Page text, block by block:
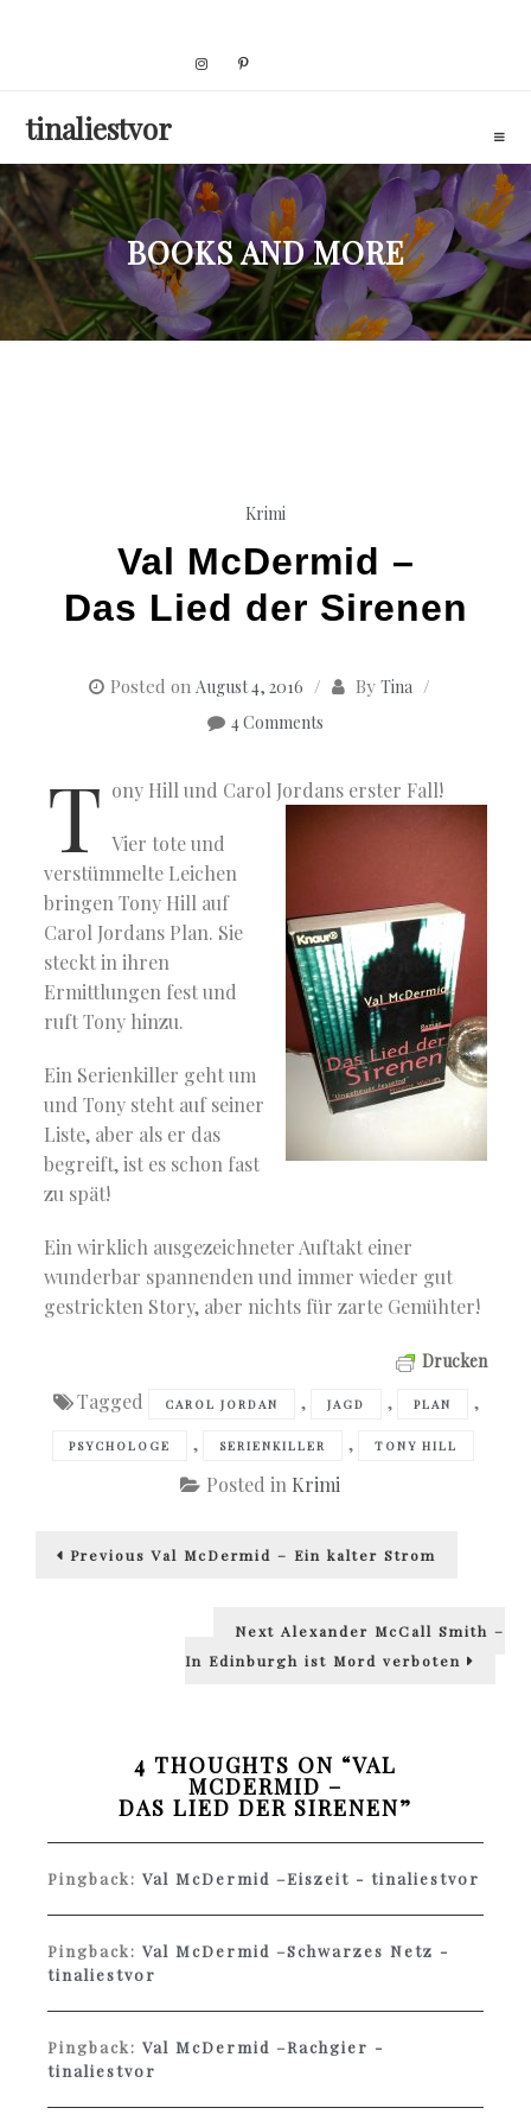
tinaliestvor
BOOKS AND MORE
Krimi
Val McDermid –
Das Lied der Sirenen
Posted on August 4, 2016 By Tina
4 Comments
T ony Hill und Carol Jordans erster Fall!
Vier tote und
verstümmelte Leichen
bringen Tony Hill auf
Carol Jordans Plan. Sie
steckt in ihren
Ermittlungen fest und
ruft Tony hinzu.
Ein Serienkiller geht um
und Tony steht auf seiner
Liste, aber als er das
begreift, ist es schon fast
zu spät!
Ein wirklich ausgezeichneter Auftakt einer
wunderbar spannenden und immer wieder gut
gestrickten Story, aber nichts für zarte Gemühter!
Drucken
Tagged CAROL JORDAN , JAGD , PLAN ,
PSYCHOLOGE , SERIENKILLER , TONY HILL
Posted in Krimi
Beitragsnavigation
Previous Previous
Val McDermid – Ein kalter Strom
Next Next
Alexander McCall Smith –
In Edinburgh ist Mord verboten
4 THOUGHTS ON “VAL
MCDERMID –
DAS LIED DER SIRENEN”
Pingback:Val McDermid –Eiszeit - tinaliestvor
Pingback:Val McDermid –Schwarzes Netz -
tinaliestvor
Pingback:Val McDermid –Rachgier -
tinaliestvor